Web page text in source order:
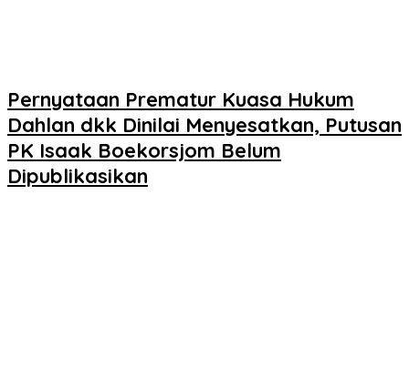
Pernyataan Prematur Kuasa Hukum
Dahlan dkk Dinilai Menyesatkan, Putusan
PK Isaak Boekorsjom Belum
Dipublikasikan